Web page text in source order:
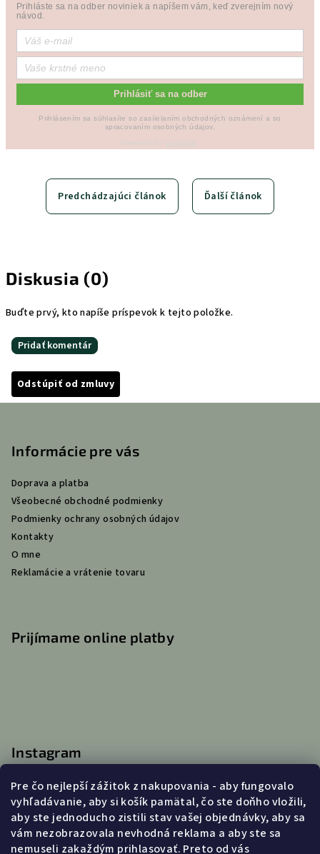
Pre čo nejlepší zážitok z nakupovania - aby fungovalo
vyhľadávanie, aby si košík pamätal, čo ste doňho vložili,
aby ste jednoducho zistili stav vašej objednávky, aby sa
vám nezobrazovala nevhodná reklama a aby ste sa
nemuseli zakaždým prihlasovať. Preto od vás
Prihláste sa na odber noviniek a napíšem vám, keď zverejním nový
návod.
Prihlásiť sa na odber
Prihlásením sa súhlasíte so zasíielaním obchodných oznámení a so
spracovaním osobných údajov.
Predchádzajúci článok Ďalší článok
Diskusia (0)
Buďte prvý, kto napíše príspevok k tejto položke.
Pridať komentár
Odstúpiť od zmluvy
Informácie pre vás
Doprava a platba
Všeobecné obchodné podmienky
Podmienky ochrany osobných údajov
Kontakty
O mne
Reklamácie a vrátenie tovaru
Prijímame online platby
Instagram
Kontakt